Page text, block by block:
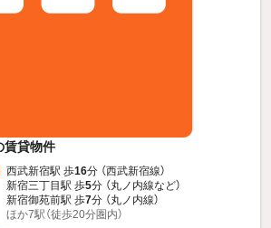
賃貸物件
西武新宿駅 歩16分 （西武新宿線）
新宿三丁目駅 歩5分 （丸ノ内線など）
新宿御苑前駅 歩7分 （丸ノ内線）
ほか7駅（徒歩20分圏内）